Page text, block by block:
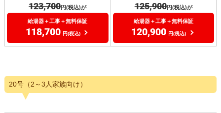
123,700円(税込)が
給湯器＋工事＋無料保証
118,700 円(税込)
125,900円(税込)が
給湯器＋工事＋無料保証
120,900 円(税込)
20号（2～3人家族向け）